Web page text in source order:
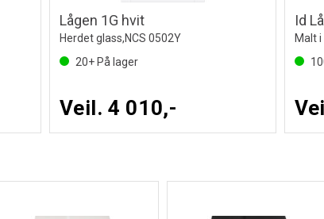
Lågen 1G hvit
Herdet glass,NCS 0502Y
20+ På lager
Veil. 4 010,-
Id
Malt i